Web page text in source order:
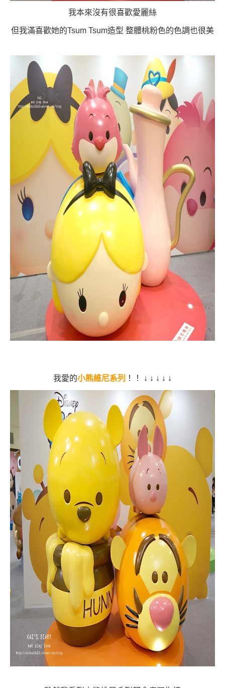
我本來沒有很喜歡愛麗絲
但我滿喜歡她的Tsum Tsum造型 整體桃粉色的色調也很美
我愛的小熊維尼系列 ！！ ↓ ↓ ↓ ↓ ↓